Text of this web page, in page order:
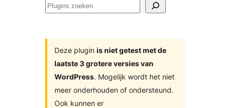
Plugins
Deze plugin is niet getest met de
laatste 3 grotere versies van
WordPress. Mogelijk wordt het niet
meer onderhouden of ondersteund.
Ook kunnen er